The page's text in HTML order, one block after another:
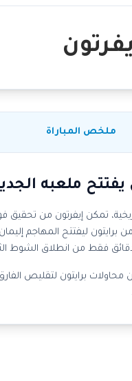
ملخص المباراة
يفتتح ملعبه
تمكن إيفرتون من تحقيق
فقط من انطلاق الشوط
محاولات برايتون لتقليص